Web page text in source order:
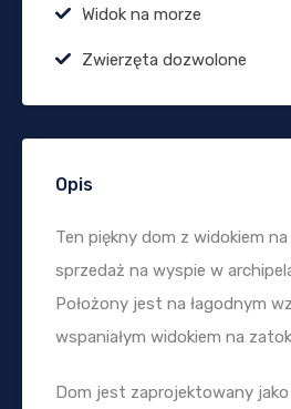
Widok na morze
Zwierzęta dozwolone
Opis
Ten piękny dom z widokiem
sprzedaż na wyspie w
Położony jest na łagodnym
wspaniałym widokiem na
Dom jest zaprojektowany